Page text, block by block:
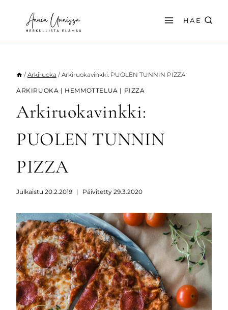
sisältöön
HAE
/ Arkiruoka / Arkiruokavinkki: PUOLEN TUNNIN PIZZA
ARKIRUOKA | HEMMOTTELUA | PIZZA
Arkiruokavinkki:
PUOLEN TUNNIN
PIZZA
Julkaistu 20.2.2019 Päivitetty 29.3.2020